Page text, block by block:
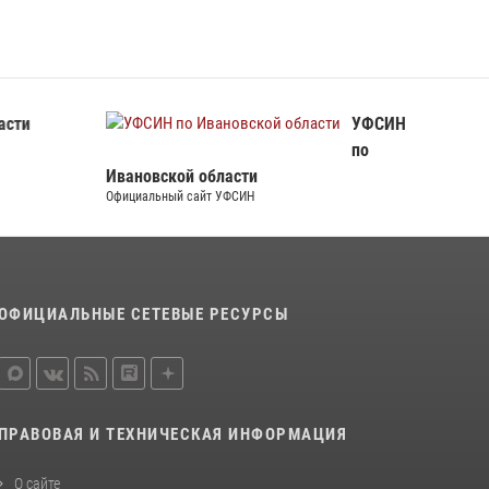
Росгвардии провели занятие в летнем лагере
16 июля 2026, 08:32
УФСИН
по
Ивановской области
Официальный сайт УФСИН
СЕТЕВЫЕ РЕСУРСЫ
ПРАВОВАЯ И ТЕХНИЧЕСКАЯ ИНФОРМАЦИЯ
О сайте